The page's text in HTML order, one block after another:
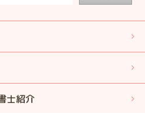
士紹介